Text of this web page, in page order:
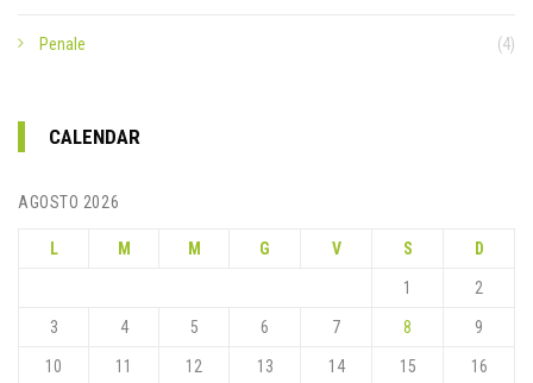
Penale (4)
CALENDAR
AGOSTO 2026
L M M G V S D
1 2
3 4 5 6 7 8 9
10 11 12 13 14 15 16